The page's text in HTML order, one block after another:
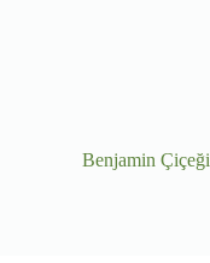
Benjamin Çiçeği